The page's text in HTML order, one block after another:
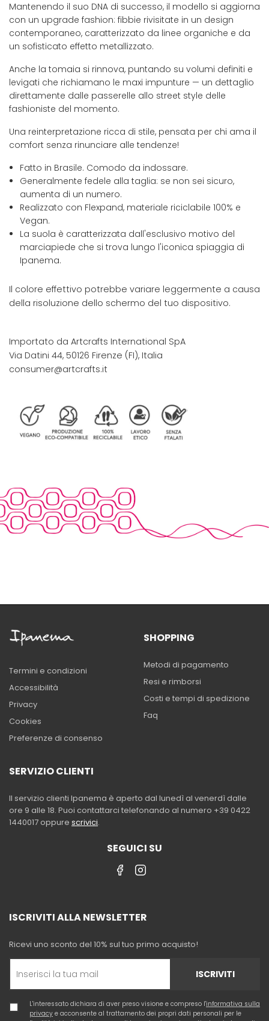
Mantenendo il suo DNA di successo, il modello si aggiorna
con un upgrade fashion: fibbie rivisitate in un design
contemporaneo, caratterizzato da linee organiche e da
un sofisticato effetto metallizzato.
Anche la tomaia si rinnova, puntando su volumi definiti e
levigati che richiamano le maxi impunture — un dettaglio
direttamente dalle passerelle allo street style delle
fashioniste del momento.
Una reinterpretazione ricca di stile, pensata per chi ama il
comfort senza rinunciare alle tendenze!
Fatto in Brasile. Comodo da indossare.
Generalmente fedele alla taglia: se non sei sicuro,
aumenta di un numero.
Realizzato con Flexpand, materiale riciclabile 100% e
Vegan.
La suola è caratterizzata dall'esclusivo motivo del
marciapiede che si trova lungo l'iconica spiaggia di
Ipanema.
Il colore effettivo potrebbe variare leggermente a causa
della risoluzione dello schermo del tuo dispositivo.
Importato da Artcrafts International SpA
Via Datini 44, 50126 Firenze (FI), Italia
consumer@artcrafts.it
Termini e condizioni
Accessibilità
Privacy
Cookies
Preferenze di consenso
SHOPPING
Metodi di pagamento
Resi e rimborsi
Costi e tempi di spedizione
Faq
SERVIZIO CLIENTI
Il servizio clienti Ipanema è aperto dal lunedì al venerdì dalle
ore 9 alle 18. Puoi contattarci telefonando al numero +39 0422
1440017 oppure scrivici.
SEGUICI SU
ISCRIVITI ALLA NEWSLETTER
Ricevi uno sconto del 10% sul tuo primo acquisto!
ISCRIVITI
L'interessato dichiara di aver preso visione e compreso l'informativa sulla
privacy e acconsente al trattamento dei propri dati personali per le